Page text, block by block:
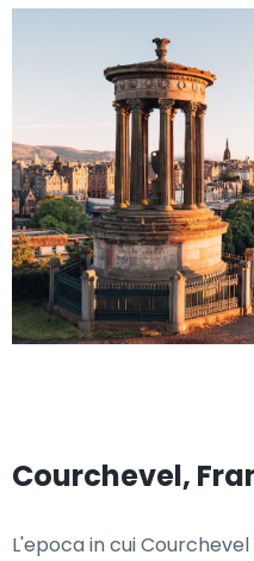
Courchevel,
L'epoca in cui